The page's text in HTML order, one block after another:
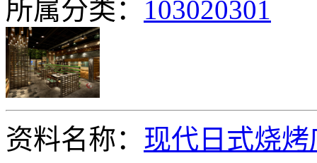
所属分类： 103020301
资料名称： 现代日式烧